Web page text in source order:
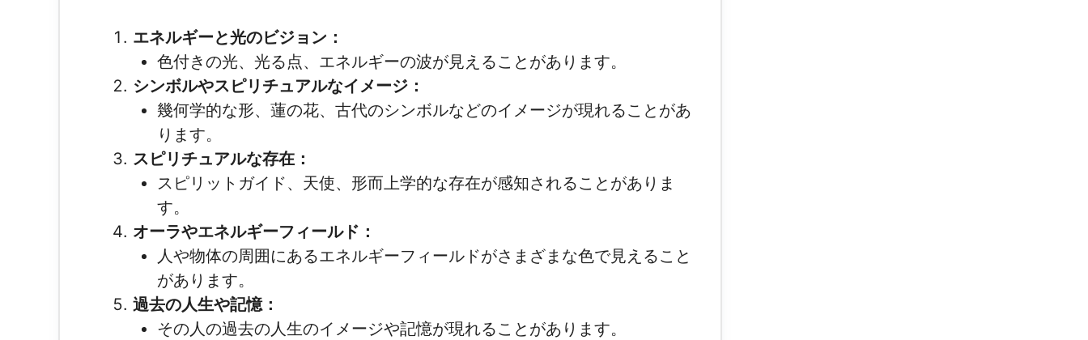
エネルギーと光のビジョン：
色付きの光、光る点、エネルギーの波が見えることがあります。
シンボルやスピリチュアルなイメージ：
幾何学的な形、蓮の花、古代のシンボルなどのイメージが現れることがあ
ります。
スピリチュアルな存在：
スピリットガイド、天使、形而上学的な存在が感知されることがありま
す。
オーラやエネルギーフィールド：
人や物体の周囲にあるエネルギーフィールドがさまざまな色で見えること
があります。
過去の人生や記憶：
その人の過去の人生のイメージや記憶が現れることがあります。